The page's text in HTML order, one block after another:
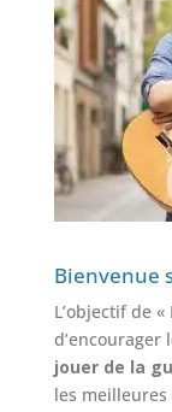
Bienvenue
L’objectif de
d’encourager
jouer de la
les